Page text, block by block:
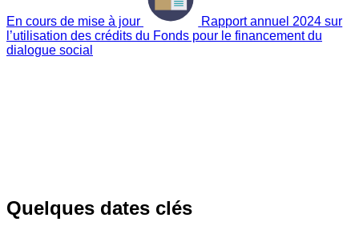
En cours de mise à jour
Rapport annuel 2024 sur
l’utilisation des crédits du Fonds pour le financement du
dialogue social
Quelques dates clés